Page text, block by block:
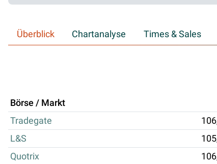
Überblick Chartanalyse Times & Sales
Börse / Markt
Tradegate
L&S
Quotrix